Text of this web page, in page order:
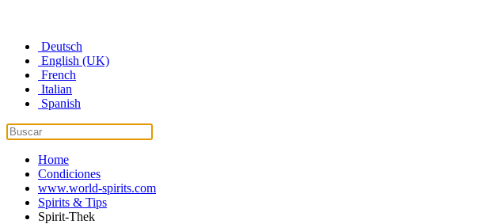
Deutsch
English (UK)
French
Italian
Spanish
Home
Condiciones
www.world-spirits.com
Spirits & Tips
Spirit-Thek